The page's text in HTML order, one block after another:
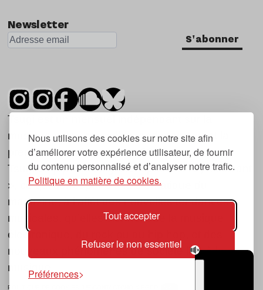
Nous utilisons des cookies sur notre site afin
d’améliorer votre expérience utilisateur, de fournir
du contenu personnalisé et d’analyser notre trafic.
Politique en matière de cookies.
Tout accepter
Refuser le non essentiel
Préférences
Newsletter
S'abonner
Tsugi est un mensuel indépendant sur la
musique et les nouvelles tendances, dont la
première parution date de 2007.
Tsugi en japonais signifie « prochain », « suivant
», ce qui correspond à la thématique du
magazine, à l’affût des nouvelles tendances
musicales, qu’elles viennent de la musique
électronique, du rock ou du hip hop, et des
nouveaux phénomènes de société liés à la
musique.
POLITIQUE DE COOKIES (UE)